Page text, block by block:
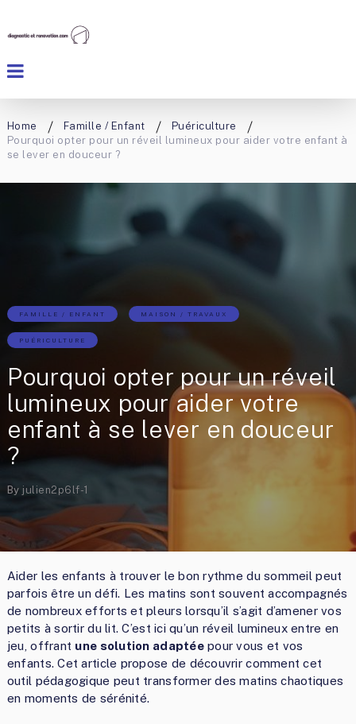
Home Famille / Enfant
Puériculture
Pourquoi opter pour un réveil lumineux pour aider votre enfant à
se lever en douceur ?
FAMILLE / ENFANT MAISON / TRAVAUX
PUÉRICULTURE
Pourquoi opter pour un réveil
lumineux pour aider votre
enfant à se lever en douceur
?
By julien2p6lf-1
Aider les enfants à trouver le bon rythme du sommeil peut
parfois être un défi. Les matins sont souvent accompagnés
de nombreux efforts et pleurs lorsqu’il s’agit d’amener vos
petits à sortir du lit. C’est ici qu’un réveil lumineux entre en
jeu, offrant une solution adaptéepour vous et vos
enfants. Cet article propose de découvrir comment cet
outil pédagogique peut transformer des matins chaotiques
en moments de sérénité.